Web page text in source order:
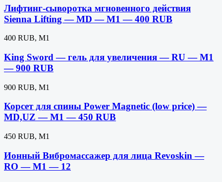
Лифтинг-сыворотка мгновенного действия
Sienna Lifting — MD — M1 — 400 RUB
400 RUB, M1
King Sword — гель для увеличения — RU — M1
— 900 RUB
900 RUB, M1
Корсет для спины Power Magnetic (low price) —
MD,UZ — M1 — 450 RUB
450 RUB, M1
Ионный Вибромассажер для лица Revoskin —
RO — M1 — 12